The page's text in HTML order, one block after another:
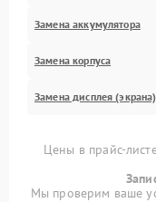
Замена аккумулятора
Замена корпуса
Замена дисплея (экрана)
Цены в прайс-
Мы проверим ваше